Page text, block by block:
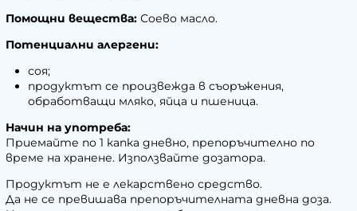
Помощни вещества: Соево масло.
Потенциални алергени:
соя;
продуктът се произвежда в съоръжения,
обработващи мляко, яйца и пшеница.
Начин на употреба:
Приемайте по 1 капка дневно, препоръчително по
време на хранене. Използвайте дозатора.
Продуктът не е лекарствено средство.
Да не се превишава препоръчителната дневна доза.